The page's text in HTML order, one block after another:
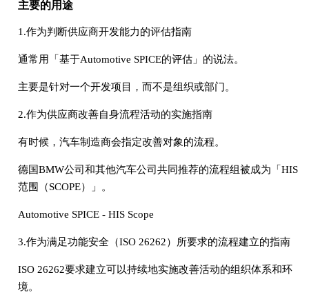
主要的用途
1.作为判断供应商开发能力的评估指南
通常用「基于Automotive SPICE的评估」的说法。
主要是针对一个开发项目，而不是组织或部门。
2.作为供应商改善自身流程活动的实施指南
有时候，汽车制造商会指定改善对象的流程。
德国BMW公司和其他汽车公司共同推荐的流程组被成为「HIS
范围（SCOPE）」。
Automotive SPICE - HIS Scope
3.作为满足功能安全（ISO 26262）所要求的流程建立的指南
ISO 26262要求建立可以持续地实施改善活动的组织体系和环
境。